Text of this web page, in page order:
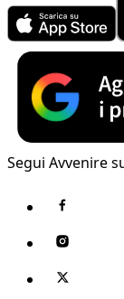
Segui Avvenire